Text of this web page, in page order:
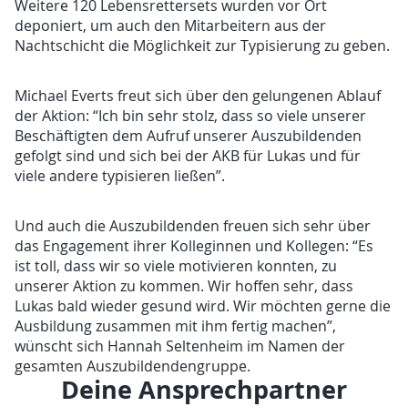
Weitere 120 Lebensrettersets wurden vor Ort
deponiert, um auch den Mitarbeitern aus der
Nachtschicht die Möglichkeit zur Typisierung zu geben.
Michael Everts freut sich über den gelungenen Ablauf
der Aktion: “Ich bin sehr stolz, dass so viele unserer
Beschäftigten dem Aufruf unserer Auszubildenden
gefolgt sind und sich bei der AKB für Lukas und für
viele andere typisieren ließen”.
Und auch die Auszubildenden freuen sich sehr über
das Engagement ihrer Kolleginnen und Kollegen: “Es
ist toll, dass wir so viele motivieren konnten, zu
unserer Aktion zu kommen. Wir hoffen sehr, dass
Lukas bald wieder gesund wird. Wir möchten gerne die
Ausbildung zusammen mit ihm fertig machen”,
wünscht sich Hannah Seltenheim im Namen der
gesamten Auszubildendengruppe.
Deine Ansprechpartner